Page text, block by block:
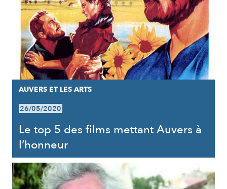
AUVERS ET LES ARTS
26/05/2020
Le top 5 des films mettant Auvers à
l’honneur